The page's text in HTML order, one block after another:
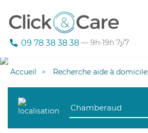
09 78 38 38 38 — 9h-19h 7j/7
Accueil Recherche aide à domicile